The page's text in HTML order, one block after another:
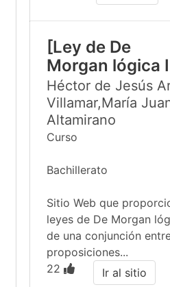
[Ley de De
Morgan lógica
Héctor de Jesús
Villamar,María
Altamirano
Curso
Bachillerato
Sitio Web que
leyes de De Morgan
de una conjunción
proposiciones...
22
Ir al sitio